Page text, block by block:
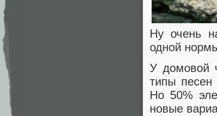
Ну очень
одной
У домовой
типы
Но 50%
новые